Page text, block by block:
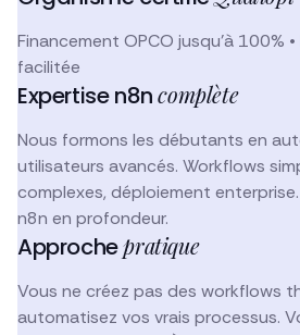
Financement OPCO jusqu'à 100%
facilitée
Expertise n8ncomplète
Nous formons les débutants en
utilisateurs avancés. Workflows
complexes, déploiement
n8n en profondeur.
Approchepratique
Vous ne créez pas des workflows
automatisez vos vrais processus.